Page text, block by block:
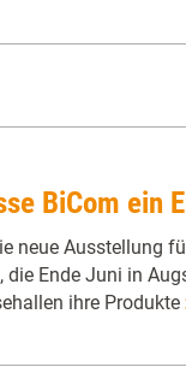
BiCom ein
neue Ausstellung
die Ende Juni in
ihre Produkte